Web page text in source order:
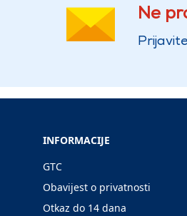
Ne
INFORMACIJE
GTC
Obavijest o privatnosti
Otkaz do 14 dana